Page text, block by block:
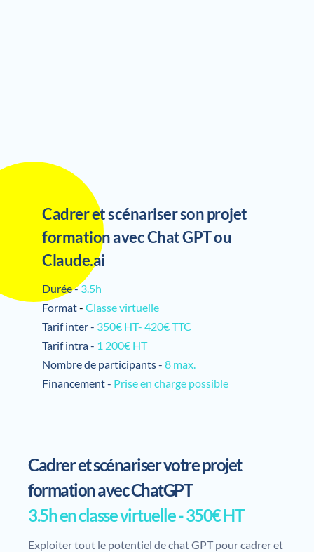
Cadrer et scénariser son projet
formation avec Chat GPT ou
Claude.ai
Durée -3.5h
Format - Classe virtuelle
Tarif inter - 350€ HT- 420€ TTC
Tarif intra - 1 200€ HT
Nombre de participants - 8 max.
Financement - Prise en charge possible
Cadrer et scénariser votre projet
formation avec ChatGPT
3.5h en classe virtuelle - 350€ HT
Exploiter tout le potentiel de chat GPT pour cadrer et